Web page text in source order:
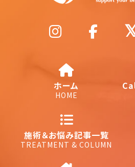
ホーム
HOME
施術＆お悩み記事一覧
TREATMENT & COLUMN